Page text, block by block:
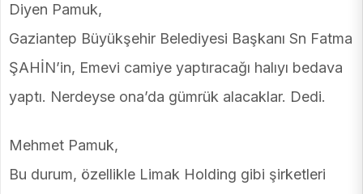
Diyen Pamuk,
Gaziantep Büyükşehir Belediyesi Başkanı Sn Fatma
ŞAHİN’in, Emevi camiye yaptıracağı halıyı bedava
yaptı. Nerdeyse ona’da gümrük alacaklar. Dedi.
Mehmet Pamuk,
Bu durum, özellikle Limak Holding gibi şirketleri